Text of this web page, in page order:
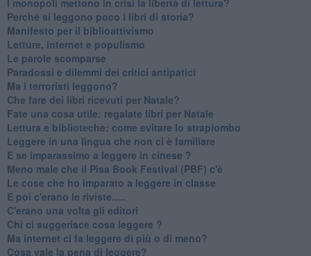
​Perché si leggono poco i libri di storia?
​Manifesto per il biblioattivismo
Letture, internet e populismo
​Le parole scomparse
​Paradossi e dilemmi dei critici antipatici
Ma i terroristi leggono?
​Che fare dei libri ricevuti per Natale?
​Fate una cosa utile: regalate libri per Natale
​Lettura e biblioteche: come evitare lo strapiombo
Leggere in una lingua che non ci è familiare
​E se imparassimo a leggere in cinese ?
​Meno male che il Pisa Book Festival (PBF) c'è
​Le cose che ho imparato a leggere in classe
​E poi c'erano le riviste.....
​C'erano una volta gli editori
​Chi ci suggerisce cosa leggere ?
​Ma internet ci fa leggere di più o di meno?
​Cosa vale la pena di leggere?